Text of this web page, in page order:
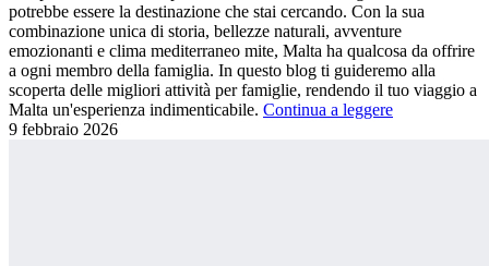
potrebbe essere la destinazione che stai cercando. Con la sua
combinazione unica di storia, bellezze naturali, avventure
emozionanti e clima mediterraneo mite, Malta ha qualcosa da offrire
a ogni membro della famiglia. In questo blog ti guideremo alla
scoperta delle migliori attività per famiglie, rendendo il tuo viaggio a
Malta un'esperienza indimenticabile. Continua a leggere
9 febbraio 2026